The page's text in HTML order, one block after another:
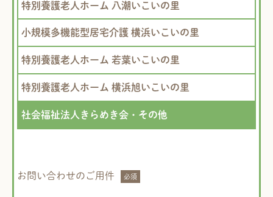
特別養護老人ホーム 八潮いこいの里
小規模多機能型居宅介護 横浜いこいの里
特別養護老人ホーム 若葉いこいの里
特別養護老人ホーム 横浜旭いこいの里
社会福祉法人きらめき会・その他
お問い合わせのご用件